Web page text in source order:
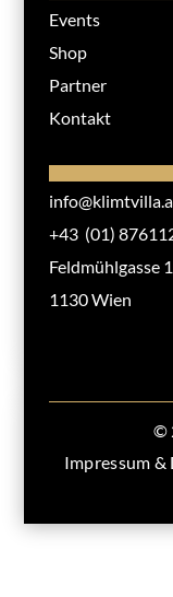
Events
Shop
Partner
Kontakt
+43 (01)
Feldmühlgasse
1130 Wien
©
Impressum